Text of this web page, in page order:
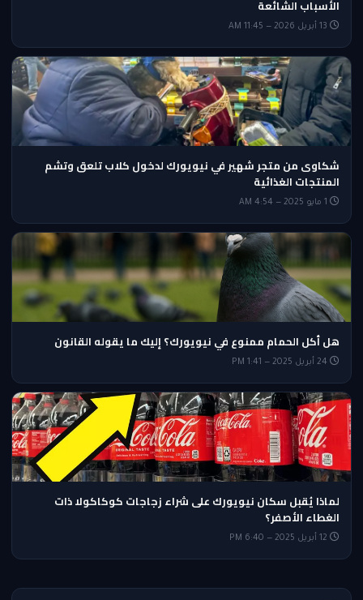
الأسباب الشائعة
شكاوى من متجر شهير في نيويورك لدخول كلاب تلعق وتشم
المنتجات الغذائية
هل أكل الحمام ممنوع في نيويورك؟ إليك ما يقوله القانون
لماذا يُقبل سكان نيويورك على شراء زجاجات كوكاكولا ذات
الغطاء الأصفر؟